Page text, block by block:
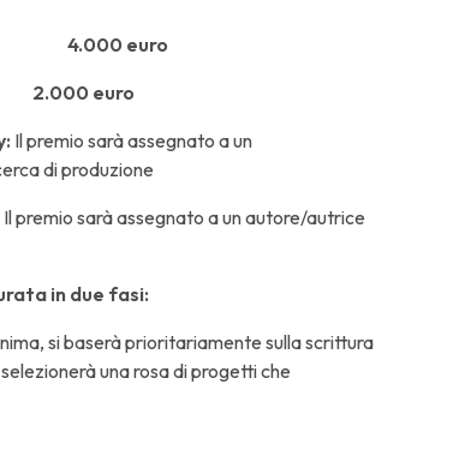
4.000 euro
euro
Il premio sarà assegnato a un
di produzione
Il premio sarà assegnato a un autore/autrice
in due fasi:
si baserà prioritariamente sulla scrittura
una rosa di progetti che